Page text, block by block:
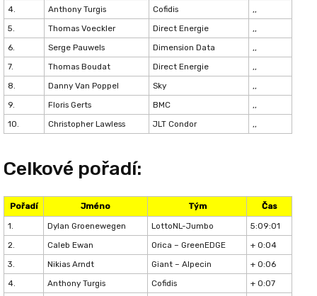
4.
Anthony Turgis Cofidis
,,
5.
Thomas Voeckler Direct Energie
,,
6.
Serge Pauwels Dimension Data
,,
7.
Thomas Boudat Direct Energie
,,
8.
Danny Van Poppel Sky
,,
9.
Floris Gerts BMC
,,
10.
Christopher Lawless JLT Condor ,,
Celkové pořadí:
Pořadí Jméno Tým
Čas
1.
Dylan Groenewegen LottoNL-Jumbo
5:09:01
2.
Caleb Ewan Orica – GreenEDGE
+ 0:04
3.
Nikias Arndt Giant – Alpecin
+ 0:06
4.
Anthony Turgis Cofidis
+ 0:07